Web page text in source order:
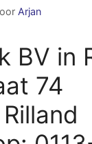
Arjan
BV in
74